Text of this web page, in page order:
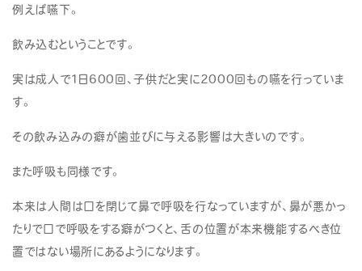
例えば嚥下。
飲み込むということです。
実は成人で1日600回、子供だと実に2000回もの嚥を行っていま
す。
その飲み込みの癖が歯並びに与える影響は大きいのです。
また呼吸も同様です。
本来は人間は口を閉じて鼻で呼吸を行なっていますが、鼻が悪かっ
たりで口で呼吸をする癖がつくと、舌の位置が本来機能するべき位
置ではない場所にあるようになります。